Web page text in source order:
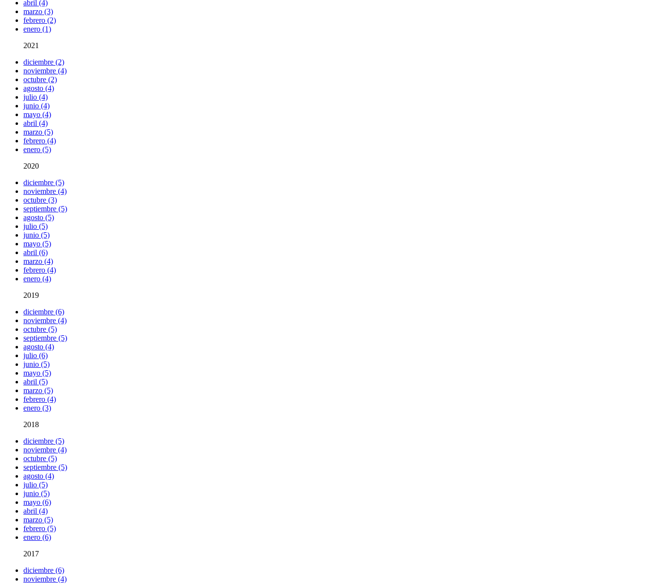
abril (4)
marzo (3)
febrero (2)
enero (1)
2021
diciembre (2)
noviembre (4)
octubre (2)
agosto (4)
julio (4)
junio (4)
mayo (4)
abril (4)
marzo (5)
febrero (4)
enero (5)
2020
diciembre (5)
noviembre (4)
octubre (3)
septiembre (5)
agosto (5)
julio (5)
junio (5)
mayo (5)
abril (6)
marzo (4)
febrero (4)
enero (4)
2019
diciembre (6)
noviembre (4)
octubre (5)
septiembre (5)
agosto (4)
julio (6)
junio (5)
mayo (5)
abril (5)
marzo (5)
febrero (4)
enero (3)
2018
diciembre (5)
noviembre (4)
octubre (5)
septiembre (5)
agosto (4)
julio (5)
junio (5)
mayo (6)
abril (4)
marzo (5)
febrero (5)
enero (6)
2017
diciembre (6)
noviembre (4)